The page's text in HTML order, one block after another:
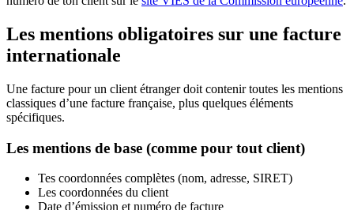
Les mentions obligatoires sur une facture
internationale
Une facture pour un client étranger doit contenir toutes les mentions
classiques d’une facture française, plus quelques éléments
spécifiques.
Les mentions de base (comme pour tout client)
Tes coordonnées complètes (nom, adresse, SIRET)
Les coordonnées du client
Date d’émission et numéro de facture